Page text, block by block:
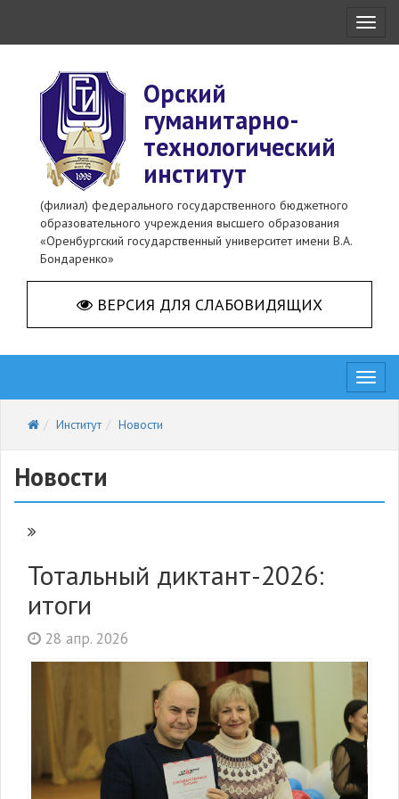
Орский
гуманитарно-
технологический
институт
(филиал) федерального государственного бюджетного
образовательного учреждения высшего образования
«Оренбургский государственный университет имени В.А.
Бондаренко»
ВЕРСИЯ ДЛЯ СЛАБОВИДЯЩИХ
Институт
Новости
Новости
Тотальный диктант-2026:
итоги
28 апр. 2026